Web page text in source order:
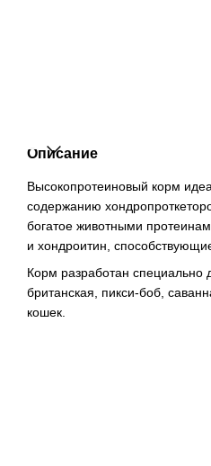
Описание
Высокопротеиновый корм
содержанию
богатое животными
и хондроитин,
Корм разработан специально
британская, пикси-боб,
кошек.